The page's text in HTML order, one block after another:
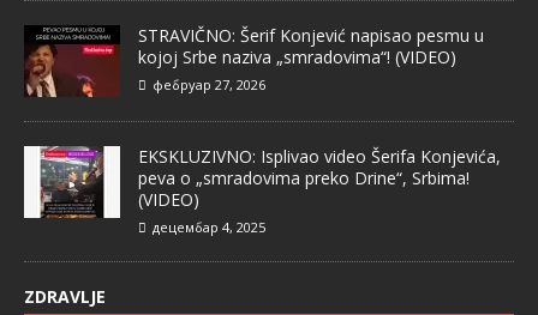
STRAVIČNO: Šerif Konjević napisao pesmu u
kojoj Srbe naziva „smradovima“! (VIDEO)
фебруар 27, 2026
EKSKLUZIVNO: Isplivao video Šerifa Konjevića,
peva o „smradovima preko Drine“, Srbima!
(VIDEO)
децембар 4, 2025
ZDRAVLJE